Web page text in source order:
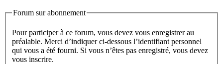
Forum sur abonnement
Pour participer à ce forum, vous devez vous enregistrer au
préalable. Merci d’indiquer ci-dessous l’identifiant personnel
qui vous a été fourni. Si vous n’êtes pas enregistré, vous devez
vous inscrire.